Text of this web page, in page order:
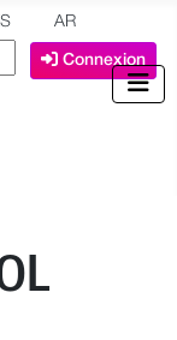
AR
Connexion